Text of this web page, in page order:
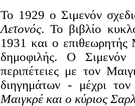
Το 1929 ο Σιμενόν
Λετονός. Το βιβλίο
1931 και ο επιθεωρητής
δημοφιλής. Ο Σιμενόν
περιπέτειες με τον
διηγημάτων - μέχρι
Μαιγκρέ και ο κύριος